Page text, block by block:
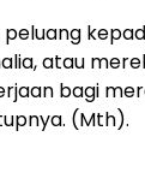
atau
bagi
(Mth).